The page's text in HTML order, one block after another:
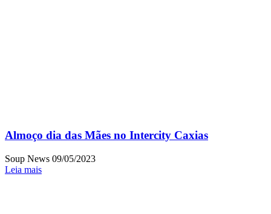
Almoço dia das Mães no Intercity Caxias
Soup News 09/05/2023
Leia mais